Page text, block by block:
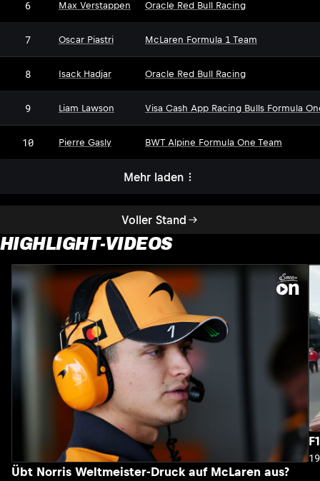
Voller Stand
6 Max Verstappen Oracle Red Bull Racing
7 Oscar Piastri McLaren Formula 1 Team
8 Isack Hadjar Oracle Red Bull Racing
9 Liam Lawson Visa Cash App Racing Bulls Formula
10 Pierre Gasly BWT Alpine Formula One Team
Mehr laden
HIGHLIGHT-VIDEOS
Übt Norris Weltmeister-Druck auf McLaren aus?